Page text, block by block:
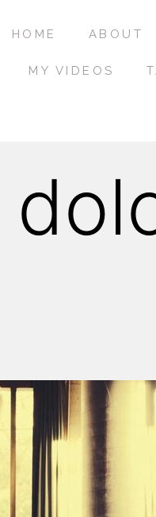
HOME ABOUT
MY VIDEOS